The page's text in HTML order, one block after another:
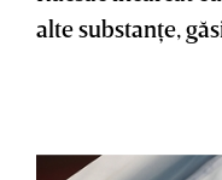
alte substanţe,